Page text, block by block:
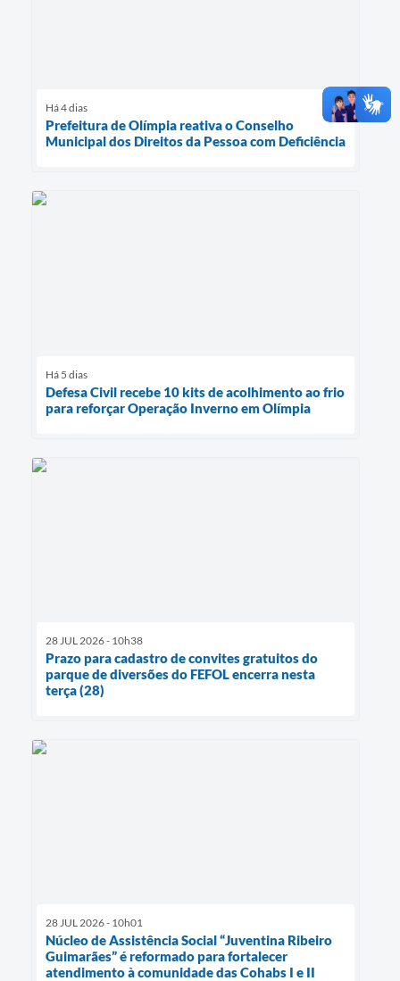
Há 4 dias
Prefeitura de Olímpia reativa o Conselho
Municipal dos Direitos da Pessoa com Deficiência
Há 5 dias
Defesa Civil recebe 10 kits de acolhimento ao frio
para reforçar Operação Inverno em Olímpia
28 JUL 2026 - 10h38
Prazo para cadastro de convites gratuitos do
parque de diversões do FEFOL encerra nesta
terça (28)
28 JUL 2026 - 10h01
Núcleo de Assistência Social “Juventina Ribeiro
Guimarães” é reformado para fortalecer
atendimento à comunidade das Cohabs I e II